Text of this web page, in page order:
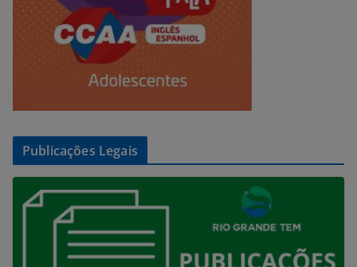
Publicações Legais